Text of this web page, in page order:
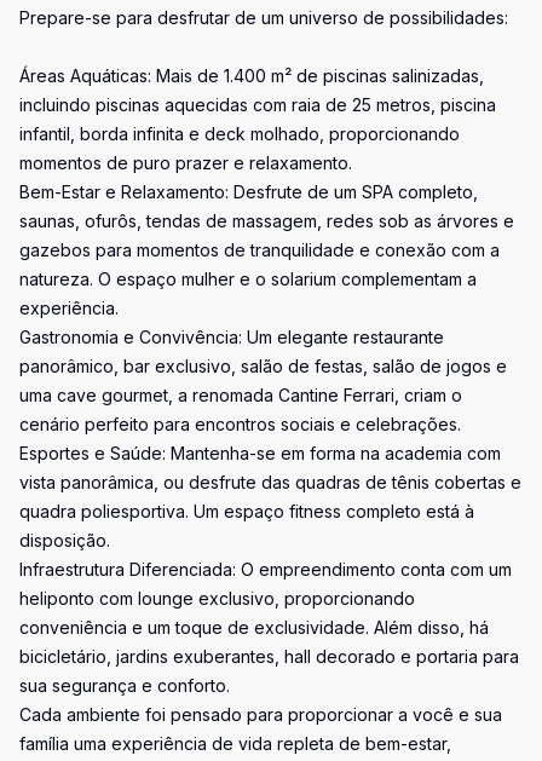
Prepare-se para desfrutar de um universo de possibilidades:
Áreas Aquáticas: Mais de 1.400 m² de piscinas salinizadas,
incluindo piscinas aquecidas com raia de 25 metros, piscina
infantil, borda infinita e deck molhado, proporcionando
momentos de puro prazer e relaxamento.
Bem-Estar e Relaxamento: Desfrute de um SPA completo,
saunas, ofurôs, tendas de massagem, redes sob as árvores e
gazebos para momentos de tranquilidade e conexão com a
natureza. O espaço mulher e o solarium complementam a
experiência.
Gastronomia e Convivência: Um elegante restaurante
panorâmico, bar exclusivo, salão de festas, salão de jogos e
uma cave gourmet, a renomada Cantine Ferrari, criam o
cenário perfeito para encontros sociais e celebrações.
Esportes e Saúde: Mantenha-se em forma na academia com
vista panorâmica, ou desfrute das quadras de tênis cobertas e
quadra poliesportiva. Um espaço fitness completo está à
disposição.
Infraestrutura Diferenciada: O empreendimento conta com um
heliponto com lounge exclusivo, proporcionando
conveniência e um toque de exclusividade. Além disso, há
bicicletário, jardins exuberantes, hall decorado e portaria para
sua segurança e conforto.
Cada ambiente foi pensado para proporcionar a você e sua
família uma experiência de vida repleta de bem-estar,